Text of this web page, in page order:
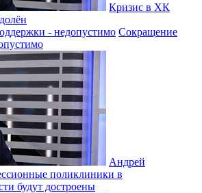
Кризис в ХК
Сокращение
Андрей
поликлиники в
будут достроены